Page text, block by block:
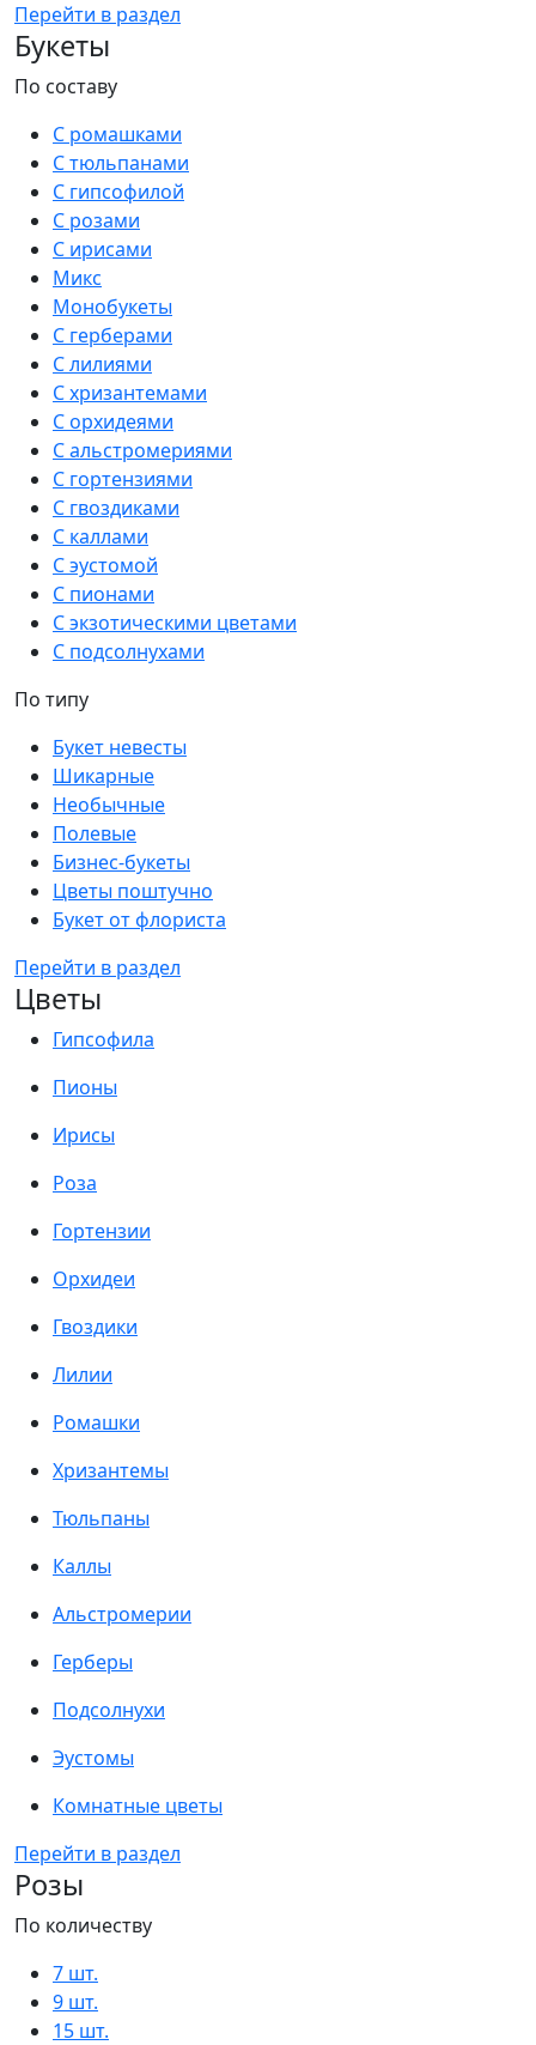
Перейти в раздел
Букеты
По составу
С ромашками
С тюльпанами
С гипсофилой
С розами
С ирисами
Микс
Монобукеты
С герберами
С лилиями
С хризантемами
С орхидеями
С альстромериями
С гортензиями
С гвоздиками
С каллами
С эустомой
С пионами
С экзотическими цветами
С подсолнухами
По типу
Букет невесты
Шикарные
Необычные
Полевые
Бизнес-букеты
Цветы поштучно
Букет от флориста
Перейти в раздел
Цветы
Гипсофила
Пионы
Ирисы
Роза
Гортензии
Орхидеи
Гвоздики
Лилии
Ромашки
Хризантемы
Тюльпаны
Каллы
Альстромерии
Герберы
Подсолнухи
Эустомы
Комнатные цветы
Перейти в раздел
Розы
По количеству
7 шт.
9 шт.
15 шт.